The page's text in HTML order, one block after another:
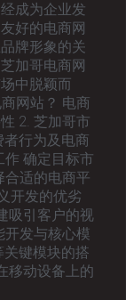
成为企业发
好的电商网
牌形象的关
加哥电商网
中脱颖而
网站？ 电商
2. 芝加哥市
行为及电商
作 确定目标市
合适的电商平
开发的优劣
吸引客户的视
开发与核心模
键模块的搭
移动设备上的